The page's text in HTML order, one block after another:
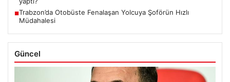
■Trabzon’da Otobüste Fenalaşan Yolcuya Şoförün Hızlı
Müdahalesi
Güncel